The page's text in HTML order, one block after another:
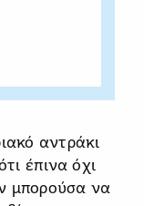
αντράκι
έπινα όχι
μπορούσα να